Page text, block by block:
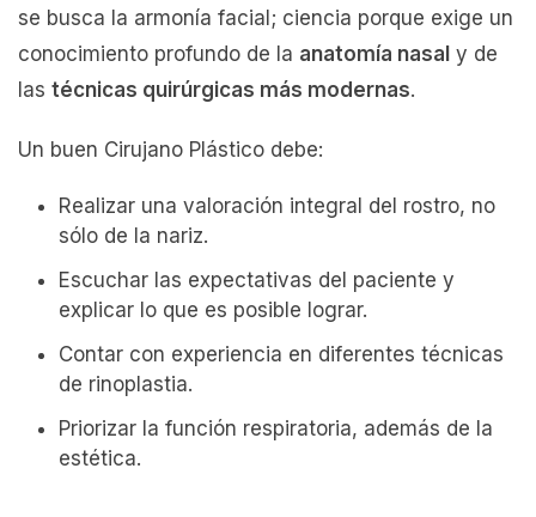
se busca la armonía facial; ciencia porque exige un
conocimiento profundo de la anatomía nasal y de
las técnicas quirúrgicas más modernas.
Un buen Cirujano Plástico debe:
Realizar una valoración integral del rostro, no
sólo de la nariz.
Escuchar las expectativas del paciente y
explicar lo que es posible lograr.
Contar con experiencia en diferentes técnicas
de rinoplastia.
Priorizar la función respiratoria, además de la
estética.